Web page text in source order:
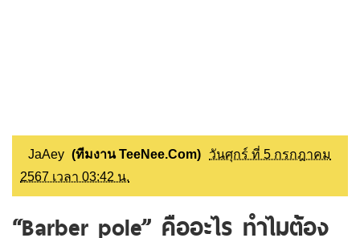
JaAey (ทีมงาน TeeNee.Com)
วันศุกร์ ที่ 5 กรกฎาคม
2567 เวลา 03:42 น.
“Barber pole” คืออะไร ทำไมต้อง